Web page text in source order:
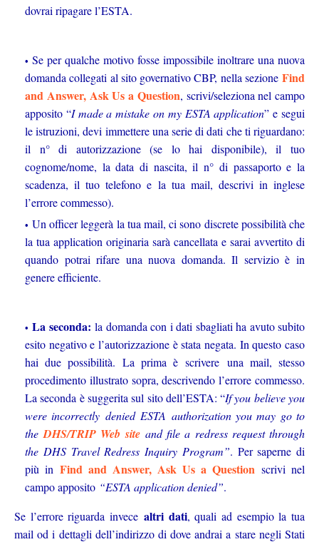
dovrai ripagare l’ESTA.
Se per qualche motivo fosse impossibile inoltrare una nuova
domanda collegati al sito governativo CBP, nella sezione Find
and Answer, Ask Us a Question, scrivi/seleziona nel campo
apposito “I made a mistake on my ESTA application” e segui
le istruzioni, devi immettere una serie di dati che ti riguardano:
il n° di autorizzazione (se lo hai disponibile), il tuo
cognome/nome, la data di nascita, il n° di passaporto e la
scadenza, il tuo telefono e la tua mail, descrivi in inglese
l’errore commesso).
Un officer leggerà la tua mail, ci sono discrete possibilità che
la tua application originaria sarà cancellata e sarai avvertito di
quando potrai rifare una nuova domanda. Il servizio è in
genere efficiente.
La seconda: la domanda con i dati sbagliati ha avuto subito
esito negativo e l’autorizzazione è stata negata. In questo caso
hai due possibilità. La prima è scrivere una mail, stesso
procedimento illustrato sopra, descrivendo l’errore commesso.
La seconda è suggerita sul sito dell’ESTA: “If you believe you
were incorrectly denied ESTA authorization you may go to
theDHS/TRIP Web siteand file a redress request through
the DHS Travel Redress Inquiry Program”. Per saperne di
più in Find and Answer, Ask Us a Question scrivi nel
campo apposito “ESTA application denied”.
Se l’errore riguarda invece altri dati, quali ad esempio la tua
mail od i dettagli dell’indirizzo di dove andrai a stare negli Stati